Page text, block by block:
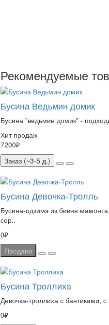
Рекомендуемые
Бусина Ведьмин домик
Бусина "ведьмин домик" -
Хит продаж
7200₽
Заказ (~3-5 д.)
Бусина Девочка-Тролль
Бусина-одзимэ из бивня
сер..
0₽
Продано
Бусина Троллиха
Девочка-троллиха с бантиками, с
0₽